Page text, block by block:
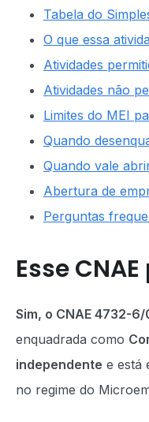
Tabela do
O que essa
Atividades
Atividades não
Limites do MEI
Quando
Quando vale
Abertura de
Perguntas
Esse
Sim, o CNAE 4732-
enquadrada como
independente e está
no regime do